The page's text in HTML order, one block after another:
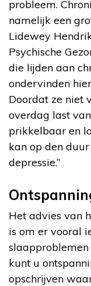
probleem.
namelijk een
Lidewey
Psychische
die lijden aan
ondervinden
Doordat ze niet
overdag last
prikkelbaar en
kan op den
depressie.”
Het advies van
is om er vooral
kunt u
opschrijven